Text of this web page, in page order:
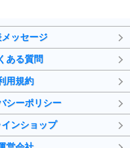
ッセージ
ある質問
用規約
シーポリシー
ンショップ